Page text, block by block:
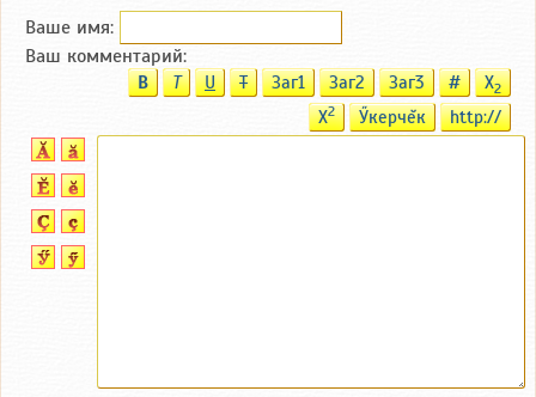
Ваше имя:
Ваш комментарий:
B T U T Заг1 Заг2 Заг3 # X2
X2 Ӳкерчĕк http://